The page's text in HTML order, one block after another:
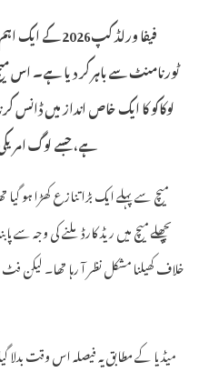
ٹورنامنٹ سے باہر کر دیا ہے۔ اس
لوکاکو کا ایک خاص انداز میں ڈانس
ہے، جسے لوگ
میچ سے پہلے ایک بڑا تنازع کھڑا ہو
پچھلے میچ میں ریڈ کارڈ ملنے کی وجہ
خلاف کھیلنا مشکل نظر آ رہا تھا۔ لیکن فٹ
میڈیا کے مطابق یہ فیصلہ اس وقت